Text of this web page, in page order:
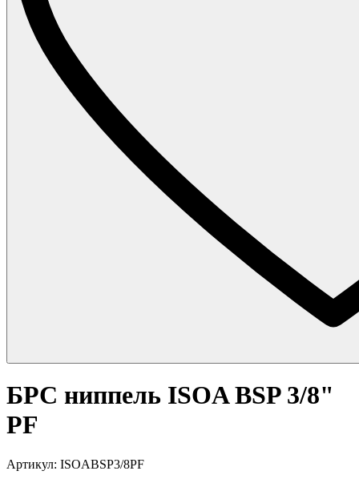
БРС ниппель ISOA BSP 3/8"
PF
Артикул: ISOABSP3/8PF